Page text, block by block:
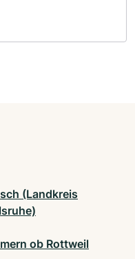
(Landkreis
ob Rottweil